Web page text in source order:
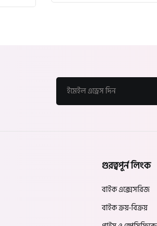
গুরত্বপূর্ন লিংক
বাইক এক্সেসরিজ
বাইক ক্রয়-বিক্রয়